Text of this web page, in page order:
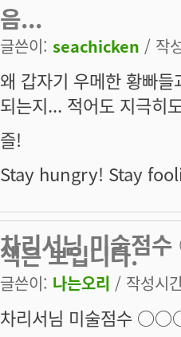
음...
글쓴이: seachicken / 작
왜 갑자기 우메한 황빠
되는지... 적어도 지극히
즐!
Stay hungry! Stay
차리서님 미술점
색은 보입니다.
글쓴이: 나는오리 / 작성시
차리서님 미술점수